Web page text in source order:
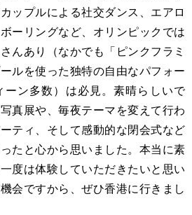
ップルによる社交ダンス、エアロ
ーリングなど、オリンピックでは
んあり（なかでも「ピンクフラミ
ルを使った独特の自由なパフォー
ーン多数）は必見。素晴らしいで
真展や、毎夜テーマを変えて行わ
ティ、そして感動的な閉会式など
たと心から思いました。本当に素
度は体験していただきたいと思い
会ですから、ぜひ香港に行きまし